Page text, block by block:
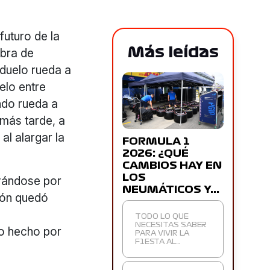
de la
de
rueda a
entre
rueda a
tarde, a
alargar la
por
quedó
hecho por
Más leídas
FORMULA 1
2026: ¿QUÉ
CAMBIOS HAY EN
LOS
NEUMÁTICOS Y…
TODO LO QUE
NECESITAS SABER
PARA VIVIR LA
F1ESTA AL…